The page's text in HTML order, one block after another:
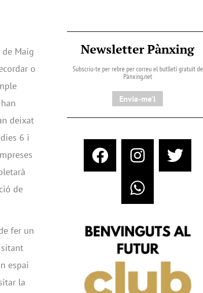
de Maig
o
deixat
6 i
de
fer un
espai
la
Newsletter Pànxing
Subscriu-te per rebre per correu el butlletí gratuït de
Pànxing.net​
Envia-me'l